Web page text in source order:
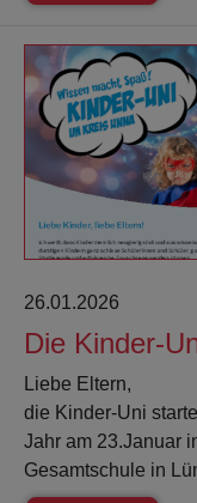
26.01.2026
Die Kinder-
Liebe Eltern,
die Kinder-Uni
Jahr am 23.Januar
Gesamtschule in